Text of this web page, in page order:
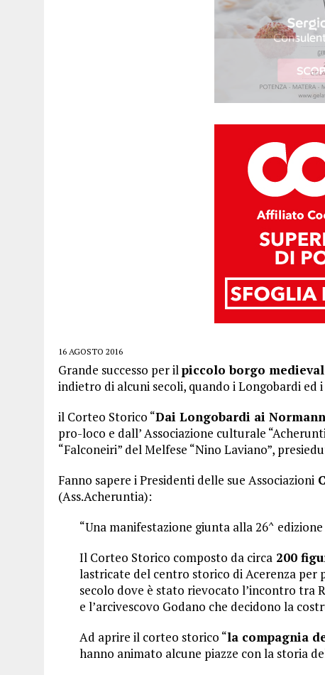
16 AGOSTO 2016
Grande successo per ilpiccolo borgo
indietro di alcuni secoli, quando i Longobardi ed
il Corteo Storico “Dai Longobardi ai
pro-loco e dall’ Associazione culturale
“Falconeiri” del Melfese “Nino Laviano”,
Fanno sapere i Presidenti delle sue Associazioni
(Ass.Acheruntia):
“Una manifestazione giunta alla 26^
Il Corteo Storico composto da circa 200
lastricate del centro storico di Acerenza per
secolo dove è stato rievocato l’incontro tra
e l’arcivescovo Godano che decidono la
Ad aprire il corteo storico “la compagnia
hanno animato alcune piazze con la storia